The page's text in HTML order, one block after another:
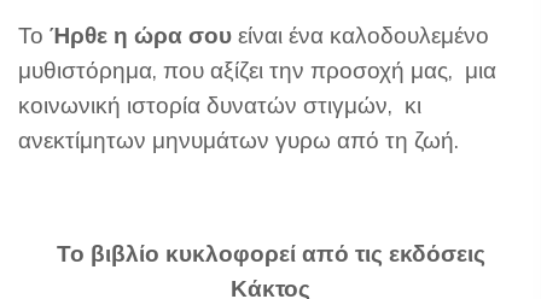
Το Ήρθε η ώρα σου είναι ένα καλοδουλεμένο
μυθιστόρημα, που αξίζει την προσοχή μας, μια
κοινωνική ιστορία δυνατών στιγμών, κι
ανεκτίμητων μηνυμάτων γυρω από τη ζωή.
Το βιβλίο κυκλοφορεί από τις εκδόσεις
Κάκτος